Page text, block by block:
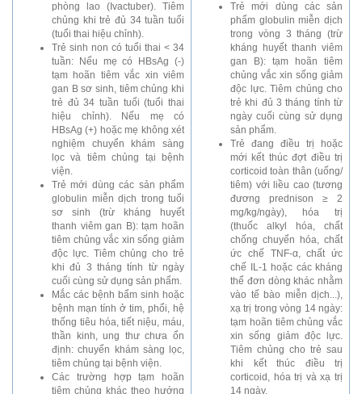
phòng lao (Ivactuber). Tiêm
chủng khi trẻ đủ 34 tuần tuổi
(tuổi thai hiệu chỉnh).
Trẻ sinh non có tuổi thai < 34
tuần: Nếu mẹ có HBsAg (-)
tạm hoãn tiêm vắc xin viêm
gan B sơ sinh, tiêm chủng khi
trẻ đủ 34 tuần tuổi (tuổi thai
hiệu chỉnh). Nếu mẹ có
HBsAg (+) hoặc mẹ không xét
nghiệm chuyển khám sàng
lọc và tiêm chủng tại bệnh
viện.
Trẻ mới dùng các sản phẩm
globulin miễn dịch trong tuổi
sơ sinh (trừ kháng huyết
thanh viêm gan B): tạm hoãn
tiêm chủng vắc xin sống giảm
độc lực. Tiêm chủng cho trẻ
khi đủ 3 tháng tính từ ngày
cuối cùng sử dụng sản phẩm.
Mắc các bệnh bẩm sinh hoặc
bệnh mạn tính ở tim, phổi, hệ
thống tiêu hóa, tiết niệu, máu,
thần kinh, ung thư chưa ổn
định: chuyển khám sàng lọc,
tiêm chủng tại bệnh viện.
Các trường hợp tạm hoãn
tiêm chủng khác theo hướng
Trẻ mới dùng các sản
phẩm globulin miễn dịch
trong vòng 3 tháng (trừ
kháng huyết thanh viêm
gan B): tạm hoãn tiêm
chủng vắc xin sống giảm
độc lực. Tiêm chủng cho
trẻ khi đủ 3 tháng tính từ
ngày cuối cùng sử dụng
sản phẩm.
Trẻ đang điều trị hoặc
mới kết thúc đợt điều trị
corticoid toàn thân (uống/
tiêm) với liều cao (tương
đương prednison ≥ 2
mg/kg/ngày), hóa trị
(thuốc alkyl hóa, chất
chống chuyển hóa, chất
ức chế TNF-α, chất ức
chế IL-1 hoặc các kháng
thể đơn dòng khác nhằm
vào tế bào miễn dịch...),
xạ trị trong vòng 14 ngày:
tạm hoãn tiêm chủng vắc
xin sống giảm độc lực.
Tiêm chủng cho trẻ sau
khi kết thúc điều trị
corticoid, hóa trị và xạ trị
14 ngày.